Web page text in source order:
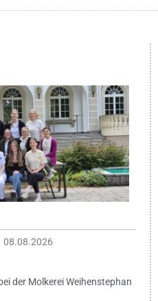
08.08.2026
der Molkerei Weihenstephan